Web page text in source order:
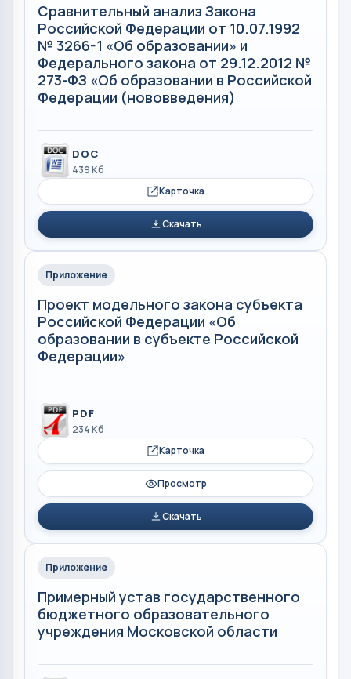
Сравнительный анализ Закона
Российской Федерации от 10.07.1992
№ 3266-1 «Об образовании» и
Федерального закона от 29.12.2012 №
273-ФЗ «Об образовании в Российской
Федерации (нововведения)
DOC
439 Кб
Карточка
Скачать
Приложение
Проект модельного закона субъекта
Российской Федерации «Об
образовании в субъекте Российской
Федерации»
PDF
234 Кб
Карточка
Просмотр
Скачать
Приложение
Примерный устав государственного
бюджетного образовательного
учреждения Московской области